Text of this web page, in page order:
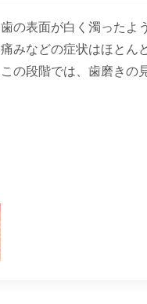
歯の表面が白く濁ったよ
痛みなどの症状はほとん
この段階では、歯磨きの